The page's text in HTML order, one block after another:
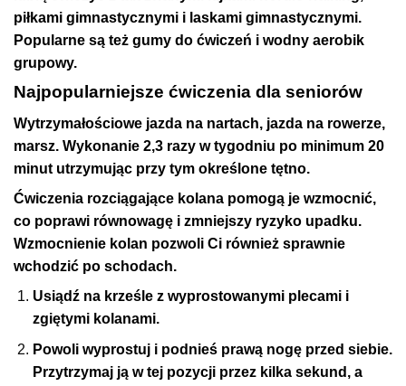
piłkami gimnastycznymi i laskami gimnastycznymi.
Popularne są też gumy do ćwiczeń i wodny aerobik
grupowy.
Najpopularniejsze ćwiczenia dla seniorów
Wytrzymałościowe jazda na nartach, jazda na rowerze,
marsz. Wykonanie 2,3 razy w tygodniu po minimum 20
minut utrzymując przy tym określone tętno.
Ćwiczenia rozciągające kolana pomogą je wzmocnić,
co poprawi równowagę i zmniejszy ryzyko upadku.
Wzmocnienie kolan pozwoli Ci również sprawnie
wchodzić po schodach.
Usiądź na krześle z wyprostowanymi plecami i
zgiętymi kolanami.
Powoli wyprostuj i podnieś prawą nogę przed siebie.
Przytrzymaj ją w tej pozycji przez kilka sekund, a